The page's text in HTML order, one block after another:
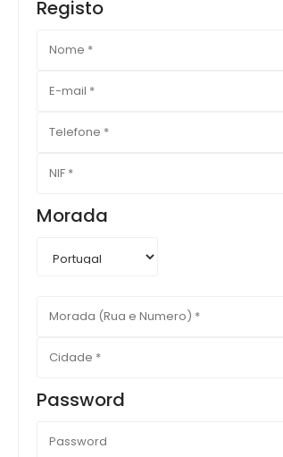
Registo
Morada
Password